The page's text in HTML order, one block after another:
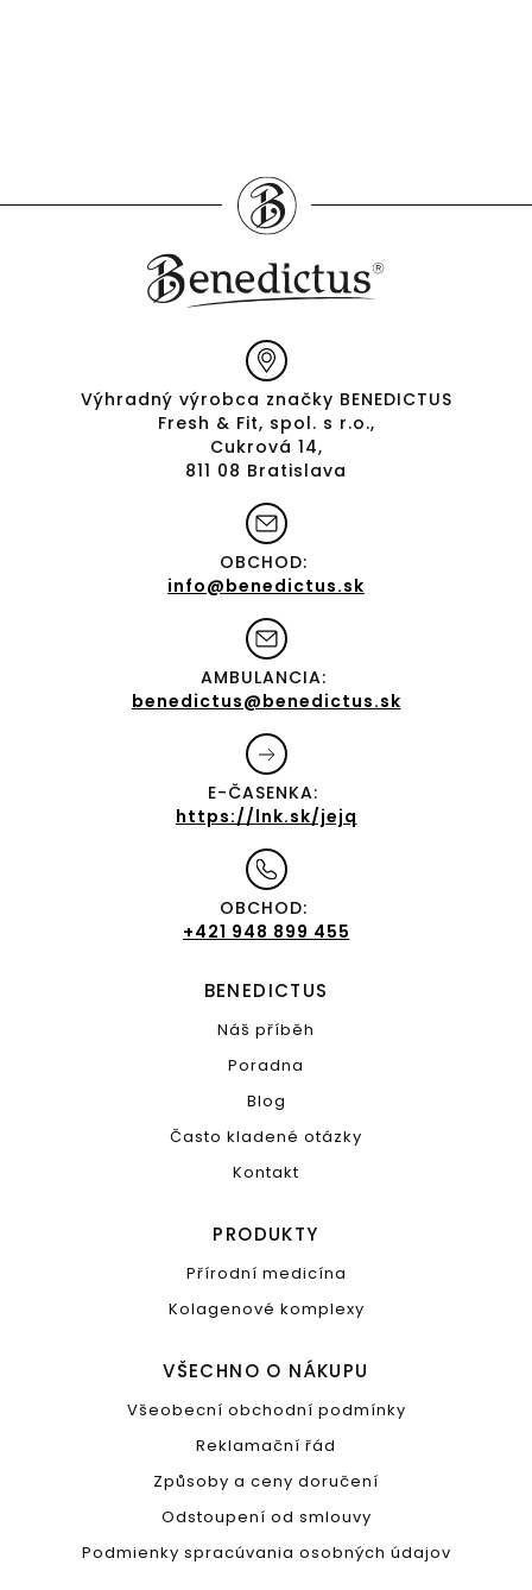
Výhradný výrobca značky BENEDICTUS
Fresh & Fit, spol. s r.o.,
Cukrová 14,
811 08 Bratislava
OBCHOD:
info@benedictus.sk
AMBULANCIA:
benedictus@benedictus.sk
E-ČASENKA:
https://lnk.sk/jejq
OBCHOD:
+421 948 899 455
BENEDICTUS
Náš příběh
Poradna
Blog
Často kladené otázky
Kontakt
PRODUKTY
Přírodní medicína
Kolagenové komplexy
VŠECHNO O NÁKUPU
Všeobecní obchodní podmínky
Reklamační řád
Způsoby a ceny doručení
Odstoupení od smlouvy
Podmienky spracúvania osobných údajov